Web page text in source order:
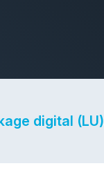
digital (LU)